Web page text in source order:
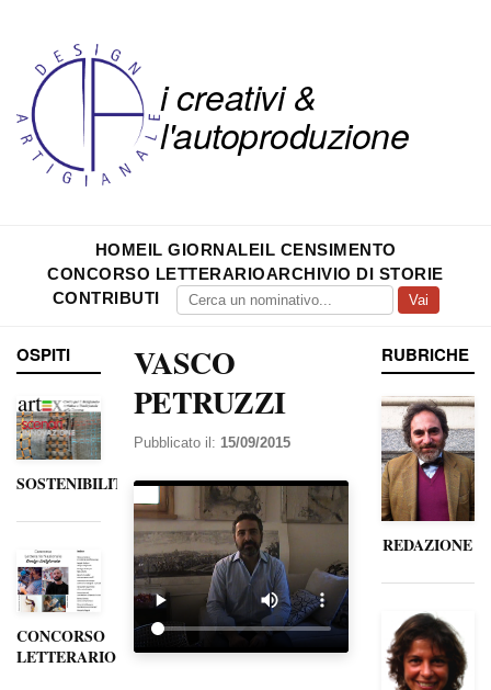
i creativi &
l'autoproduzione
HOMEIL GIORNALEIL CENSIMENTO
CONCORSO LETTERARIOARCHIVIO DI STORIE
CONTRIBUTI
Vai
OSPITI
SOSTENIBILITÀ
CONCORSO
LETTERARIO
VASCO
PETRUZZI
Pubblicato il: 15/09/2015
RUBRICHE
REDAZIONE